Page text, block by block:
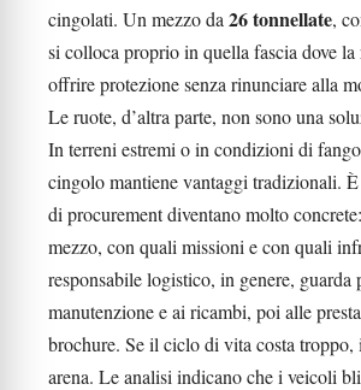
cingolati. Un mezzo da 26 tonnellate,
si colloca proprio in quella fascia dove la
offrire protezione senza rinunciare alla
Le ruote, d’altra parte, non sono una
In terreni estremi o in condizioni di
cingolo mantiene vantaggi tradizionali.
di procurement diventano molto
mezzo, con quali missioni e con quali
responsabile logistico, in genere, guarda
manutenzione e ai ricambi, poi alle
brochure. Se il ciclo di vita costa troppo,
arena. Le analisi indicano che i veicoli